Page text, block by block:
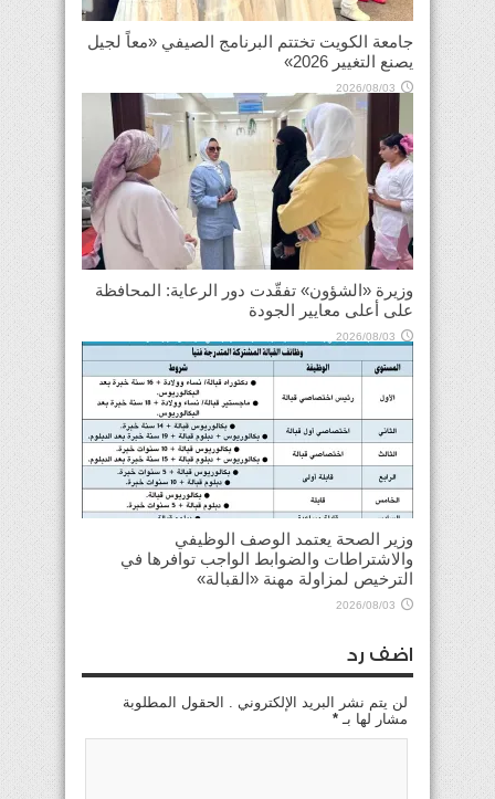
جامعة الكويت تختتم البرنامج الصيفي «معاً لجيل
يصنع التغيير 2026»
2026/08/03
وزيرة «الشؤون» تفقّدت دور الرعاية: المحافظة
على أعلى معايير الجودة
2026/08/03
وزير الصحة يعتمد الوصف الوظيفي
والاشتراطات والضوابط الواجب توافرها في
الترخيص لمزاولة مهنة «القبالة»
2026/08/03
اضف رد
لن يتم نشر البريد الإلكتروني . الحقول المطلوبة
مشار لها بـ *